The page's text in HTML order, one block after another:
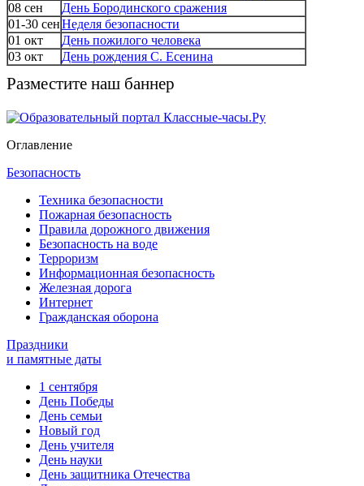
08 сен
День Бородинского сражения
01-30 сенНеделя безопасности
01 окт
День пожилого человека
03 окт
День рождения С. Есенина
Разместите наш баннер
Оглавление
Безопасность
Техника безопасности
Пожарная безопасность
Правила дорожного движения
Безопасность на воде
Терроризм
Информационная безопасность
Железная дорога
Интернет
Гражданская оборона
Праздники
и памятные даты
1 сентября
День Победы
День семьи
Новый год
День учителя
День науки
День защитника Отечества